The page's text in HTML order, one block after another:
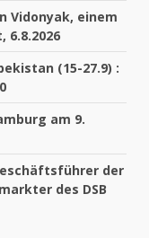
Vidonyak, einem
6.8.2026
(15-27.9) :
am 9.
der
des DSB